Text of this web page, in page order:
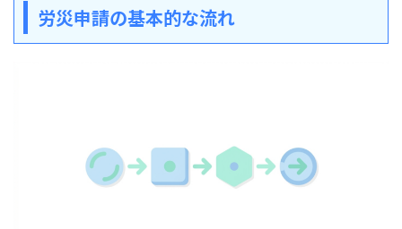
労災申請の基本的な流れ